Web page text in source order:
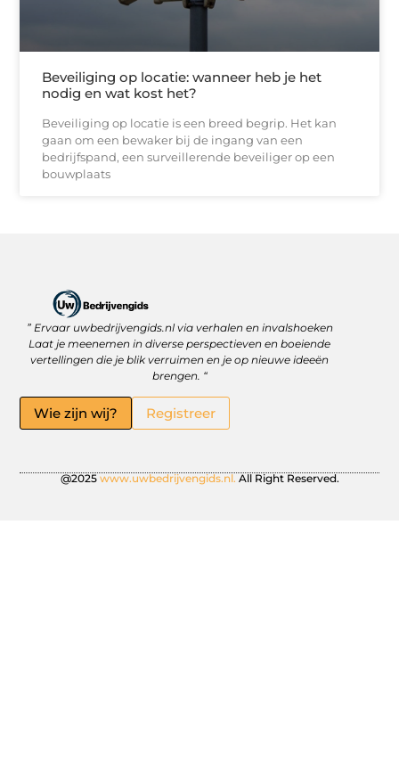
Beveiliging op locatie: wanneer heb je het
nodig en wat kost het?
Beveiliging op locatie is een breed begrip. Het kan
gaan om een bewaker bij de ingang van een
bedrijfspand, een surveillerende beveiliger op een
bouwplaats
” Ervaar uwbedrijvengids.nl via verhalen en invalshoeken
Laat je meenemen in diverse perspectieven en boeiende
vertellingen die je blik verruimen en je op nieuwe ideeën
brengen. “
Wie zijn wij? Registreer
@2025 www.uwbedrijvengids.nl. All Right Reserved.